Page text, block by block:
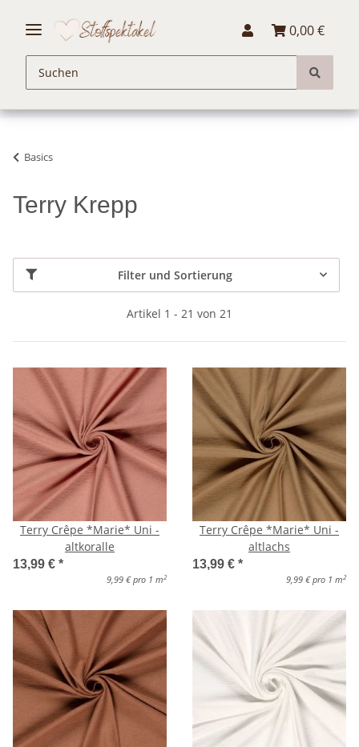
0,00 €
Basics
Terry Krepp
Filter und Sortierung
Artikel 1 - 21 von 21
Terry Crêpe *Marie* Uni -
altkoralle
13,99 € *
9,99 € pro 1 m 2
Terry Crêpe *Marie* Uni -
altlachs
13,99 € *
9,99 € pro 1 m 2